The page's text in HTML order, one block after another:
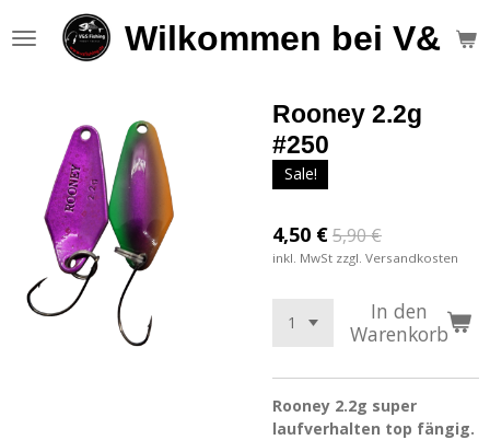
Hauptinhalt
Wilkommen bei V&S
Rooney 2.2g
#250
Sale!
4,50 €5,90 €
inkl. MwSt zzgl. Versandkosten
In den
Warenkorb
Rooney 2.2g super
laufverhalten top fängig.